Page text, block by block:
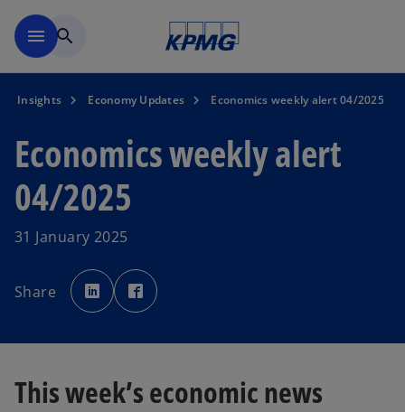
menu search
Insights Economy Updates Economics weekly alert 04/2025
Economics weekly alert
04/2025
31 January 2025
Share
o
p
e
n
w
t
a
p
e
t
a
This week’s economic news